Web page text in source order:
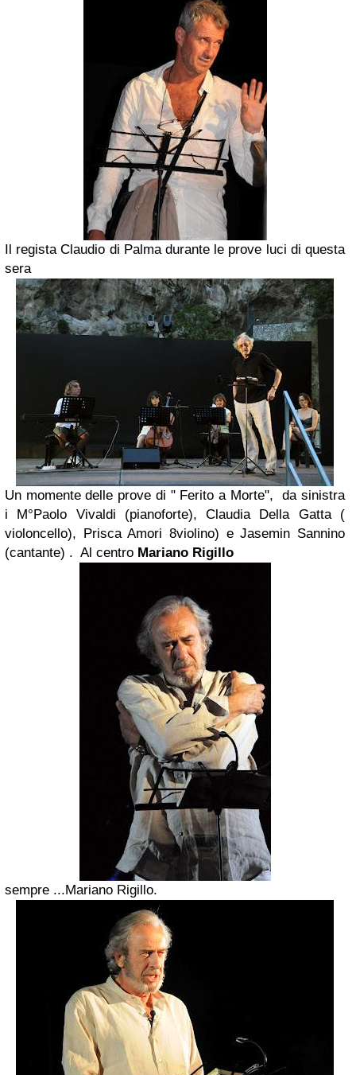
Il regista Claudio di Palma durante le prove luci di questa
sera
Un momente delle prove di " Ferito a Morte", da sinistra
i M°Paolo Vivaldi (pianoforte), Claudia Della Gatta (
violoncello), Prisca Amori 8violino) e Jasemin Sannino
(cantante) . Al centro Mariano Rigillo
sempre ...Mariano Rigillo.